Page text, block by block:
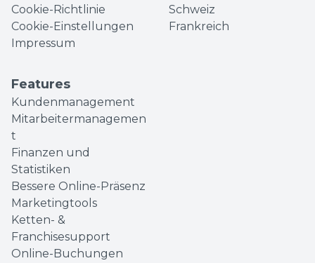
Cookie-Richtlinie
Cookie-Einstellungen
Impressum
Schweiz
Frankreich
Features
Kundenmanagement
Mitarbeitermanagemen
t
Finanzen und
Statistiken
Bessere Online-Präsenz
Marketingtools
Ketten- &
Franchisesupport
Online-Buchungen